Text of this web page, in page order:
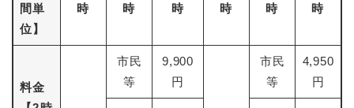
間単
位】
時
時
時
時
時
時
料金
市民
等
9,900
円
市民
等
4,950
円